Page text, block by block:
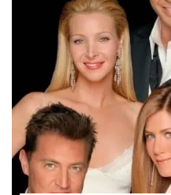
Но только не
откровенно
уходе за
операциях и
личной жизни,